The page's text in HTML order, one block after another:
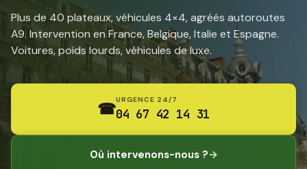
Plus de 40 plateaux, véhicules 4×4, agréés autoroutes
A9. Intervention en France, Belgique, Italie et Espagne.
Voitures, poids lourds, véhicules de luxe.
☎URGENCE 24/7
04 67 42 14 31
Où intervenons-nous ?→